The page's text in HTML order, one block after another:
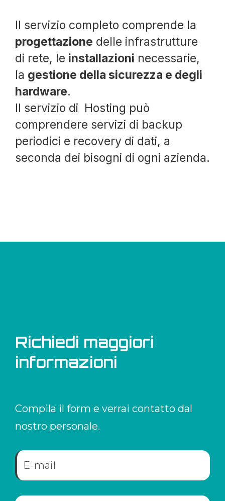
Il servizio completo comprende la
progettazione delle infrastrutture
di rete, le installazioni necessarie,
la gestione della sicurezza e degli
hardware.
Il servizio di Hosting può
comprendere servizi di backup
periodici e recovery di dati, a
seconda dei bisogni di ogni azienda.
Richiedi maggiori
informazioni
Compila il form e verrai contatto dal
nostro personale.